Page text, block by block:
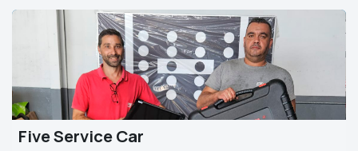
Five Service Car